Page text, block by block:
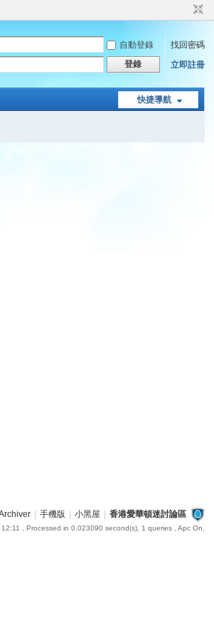
自動登錄
找回密碼
登錄 立即註冊
快捷導航
手機版 小黑屋 香港愛華頓迷討論區
, Processed in 0.023090 second(s), 1 queries , Apc On.